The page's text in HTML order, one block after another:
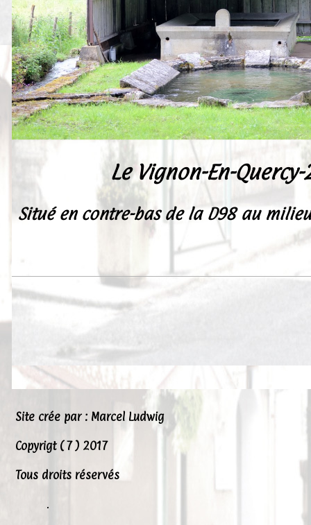
Le Vignon-En-Quercy-
Situé en contre-bas de la D98 au
Site crée par : Marcel Ludwig
Copyrigt ( 7 ) 2017
Tous droits réservés
.